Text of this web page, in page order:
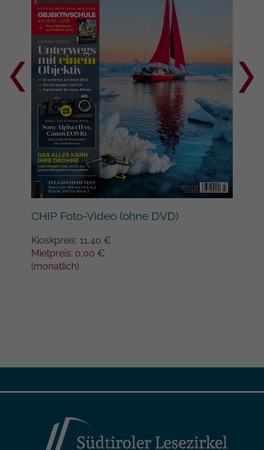
CHIP Foto-Video (ohne DVD)
Kioskpreis: 11,40 €
Mietpreis: 0,00 €
(monatlich)
Google auf Websites mit hohem
Datenaufkommen aufgezeichnete
Datenmenge begrenzt wird.